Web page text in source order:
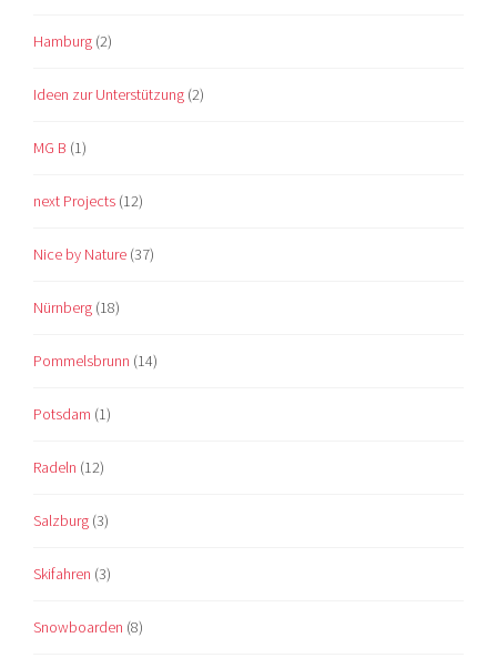
Hamburg (2)
Ideen zur Unterstützung (2)
MG B (1)
next Projects (12)
Nice by Nature (37)
Nürnberg (18)
Pommelsbrunn (14)
Potsdam (1)
Radeln (12)
Salzburg (3)
Skifahren (3)
Snowboarden (8)